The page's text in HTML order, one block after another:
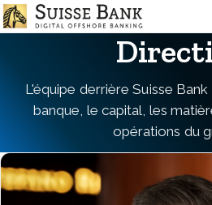
Aller
au
L'équipe derrière Suisse
banque, le capital, les
opérations du